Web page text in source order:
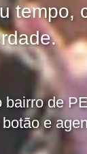
tempo,
bairro de
e